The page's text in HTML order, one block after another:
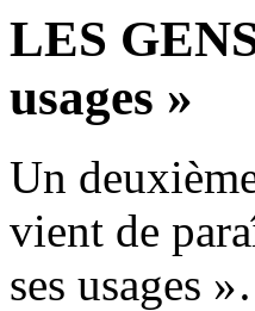
LES
usages »
Un
vient de
ses usages